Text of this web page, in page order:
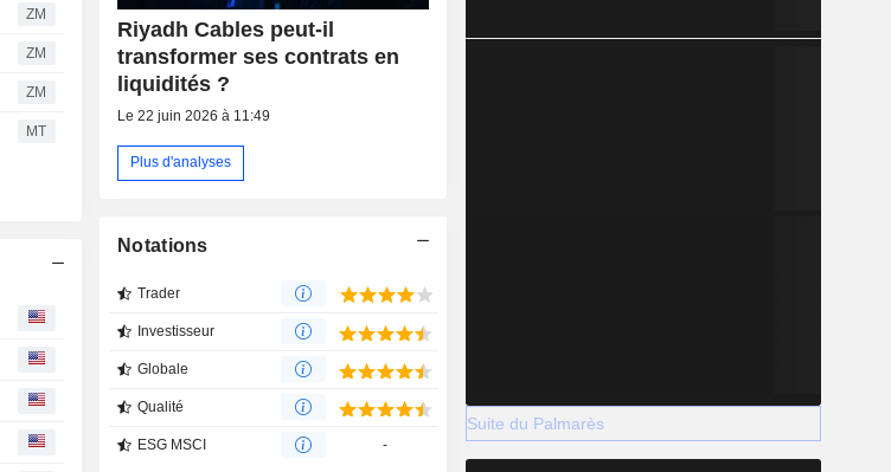
ZM
ZM
ZM
MT
Riyadh Cables peut-il
transformer ses contrats en
liquidités ?
Le 22 juin 2026 à 11:49
Plus d'analyses
Notations
Trader
Investisseur
Globale
Qualité
ESG MSCI -
Suite du Palmarès